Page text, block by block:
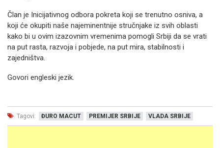
Član je Inicijativnog odbora pokreta koji se trenutno osniva, a
koji će okupiti naše najeminentnije stručnjake iz svih oblasti
kako bi u ovim izazovnim vremenima pomogli Srbiji da se vrati
na put rasta, razvoja i pobjede, na put mira, stabilnosti i
zajedništva.
Govori engleski jezik.
Tagovi: ĐURO MACUT PREMIJER SRBIJE VLADA SRBIJE